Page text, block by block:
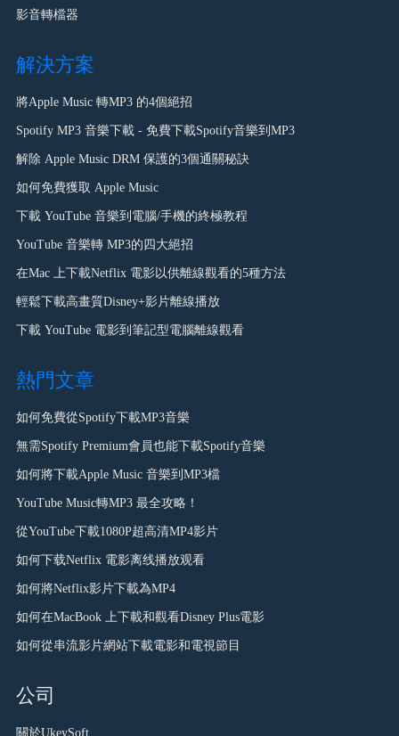
影音轉檔器
解決方案
將Apple Music 轉MP3 的4個絕招
Spotify MP3 音樂下載 - 免費下載Spotify音樂到MP3
解除 Apple Music DRM 保護的3個通關秘訣
如何免費獲取 Apple Music
下載 YouTube 音樂到電腦/手機的終極教程
YouTube 音樂轉 MP3的四大絕招
在Mac 上下載Netflix 電影以供離線觀看的5種方法
輕鬆下載高畫質Disney+影片離線播放
下載 YouTube 電影到筆記型電腦離線觀看
熱門文章
如何免費從Spotify下載MP3音樂
無需Spotify Premium會員也能下載Spotify音樂
如何將下載Apple Music 音樂到MP3檔
YouTube Music轉MP3 最全攻略！
從YouTube下載1080P超高清MP4影片
如何下载Netflix 電影离线播放观看
如何將Netflix影片下載為MP4
如何在MacBook 上下載和觀看Disney Plus電影
如何從串流影片網站下載電影和電視節目
公司
關於UkeySoft